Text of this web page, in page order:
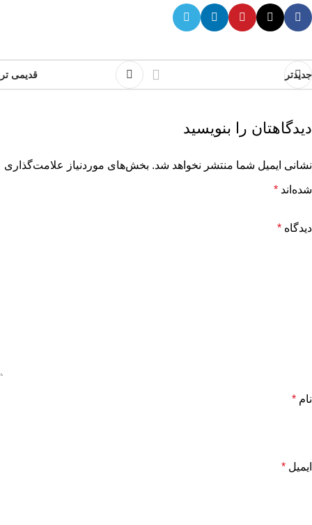
جدیدتر قدیمی تر
دیدگاهتان را بنویسید
نشانی ایمیل شما منتشر نخواهد شد. بخش‌های موردنیاز علامت‌گذاری
شده‌اند *
دیدگاه *
نام *
ایمیل *